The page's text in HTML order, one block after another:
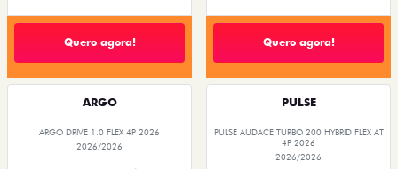
Quero agora! Quero agora!
ARGO
ARGO DRIVE 1.0 FLEX 4P 2026
2026/2026
PULSE
PULSE AUDACE TURBO 200 HYBRID FLEX AT
4P 2026
2026/2026